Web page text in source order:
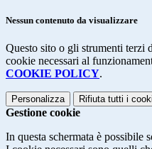
Nessun contenuto da visualizzare
Questo sito o gli strumenti terzi
cookie necessari al
COOKIE POLICY.
Personalizza Rifiuta tutti i
Gestione cookie
In questa schermata è possibile